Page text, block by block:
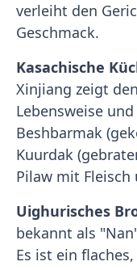
verleiht den
Geschmack.
Kasachische
Xinjiang zeigt
Lebensweise
Beshbarmak
Kuurdak
Pilaw mit Fleisch
Uighurisches
bekannt als
Es ist ein